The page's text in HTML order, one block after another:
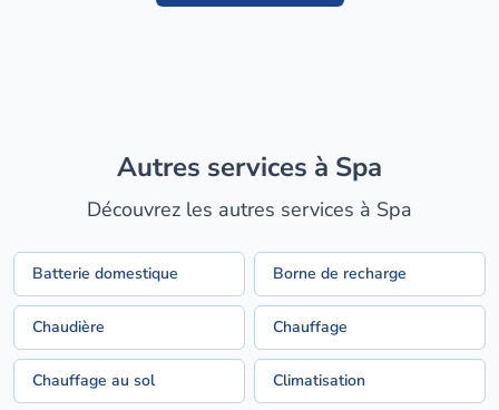
Autres services à Spa
Découvrez les autres services à Spa
Batterie domestique Borne de recharge
Chaudière Chauffage
Chauffage au sol Climatisation